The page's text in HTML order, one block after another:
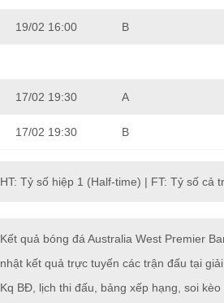
19/02 16:00 B
17/02 19:30 A
17/02 19:30 B
HT: Tỷ số hiệp 1 (Half-time) | FT: Tỷ số cả
Kết quả bóng đá Australia West Premier
nhật kết quả trực tuyến các trận đấu tại
Kq BĐ, lịch thi đấu, bảng xếp hạng, soi